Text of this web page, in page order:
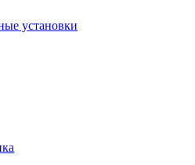
установки